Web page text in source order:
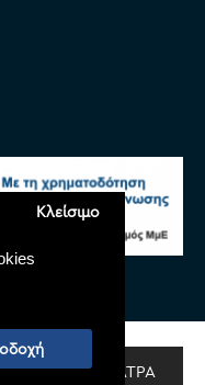
Κλείσιμο
Reserved
Web
ΦΊΛΤΡΑ